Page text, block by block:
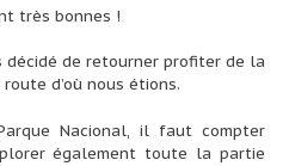
très bonnes !
décidé de retourner profiter de la
d’où nous étions.
Nacional, il faut compter
également toute la partie